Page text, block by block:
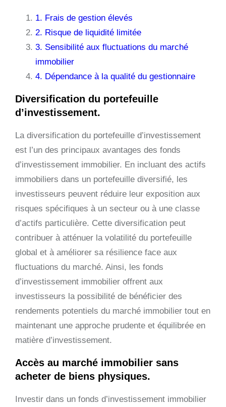
1. Frais de gestion élevés
2. Risque de liquidité limitée
3. Sensibilité aux fluctuations du marché
immobilier
4. Dépendance à la qualité du gestionnaire
Diversification du portefeuille
d’investissement.
La diversification du portefeuille d’investissement
est l’un des principaux avantages des fonds
d’investissement immobilier. En incluant des actifs
immobiliers dans un portefeuille diversifié, les
investisseurs peuvent réduire leur exposition aux
risques spécifiques à un secteur ou à une classe
d’actifs particulière. Cette diversification peut
contribuer à atténuer la volatilité du portefeuille
global et à améliorer sa résilience face aux
fluctuations du marché. Ainsi, les fonds
d’investissement immobilier offrent aux
investisseurs la possibilité de bénéficier des
rendements potentiels du marché immobilier tout en
maintenant une approche prudente et équilibrée en
matière d’investissement.
Accès au marché immobilier sans
acheter de biens physiques.
Investir dans un fonds d’investissement immobilier